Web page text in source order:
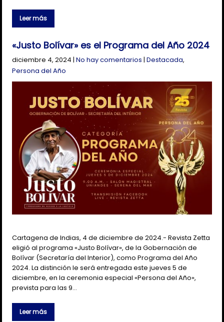
Leer más
«Justo Bolívar» es el Programa del Año 2024
diciembre 4, 2024 |No hay comentarios |Destacada,
Persona del Año
Cartagena de Indias, 4 de diciembre de 2024.- Revista Zetta
eligió al programa «Justo Bolívar», de la Gobernación de
Bolívar (Secretaría del Interior), como Programa del Año
2024. La distinción le será entregada este jueves 5 de
diciembre, en la ceremonia especial «Persona del Año»,
prevista para las 9…
Leer más